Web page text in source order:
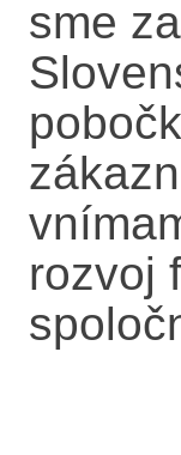
sme
rozvoj